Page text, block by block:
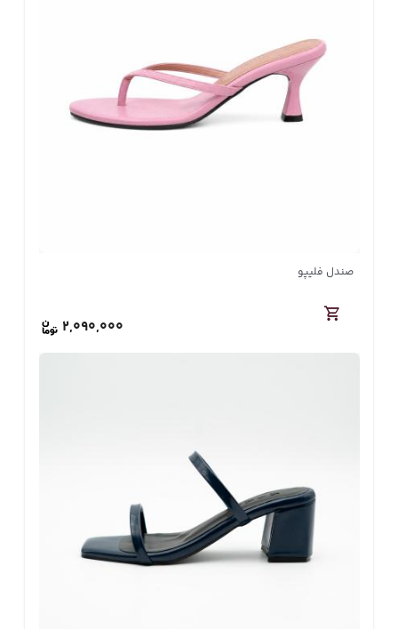
صندل فلیپو
2,090,000